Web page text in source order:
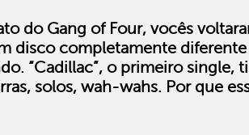
do Gang of Four, vocês
disco completamente
“Cadillac”, o primeiro single,
solos, wah-wahs. Por que